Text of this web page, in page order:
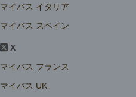
マイバス イタリア
マイバス スペイン
X
マイバス フランス
マイバス UK